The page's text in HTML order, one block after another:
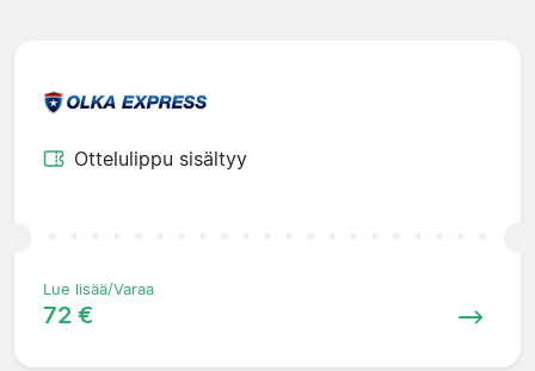
Ottelulippu sisältyy
Lue lisää/Varaa
72 €